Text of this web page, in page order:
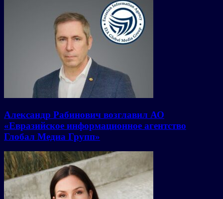
Александр Рабинович возглавил АО
«Евразийское информационное агентство
Глобал Медиа Групп»